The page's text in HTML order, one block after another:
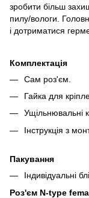
зробити більш
пилу/вологи.
і дотриматися
Комплектація
Сам роз'єм.
Гайка для
Ущільнювальні
Інструкція з
Пакування
Індивідуальні
Роз'єм N-type